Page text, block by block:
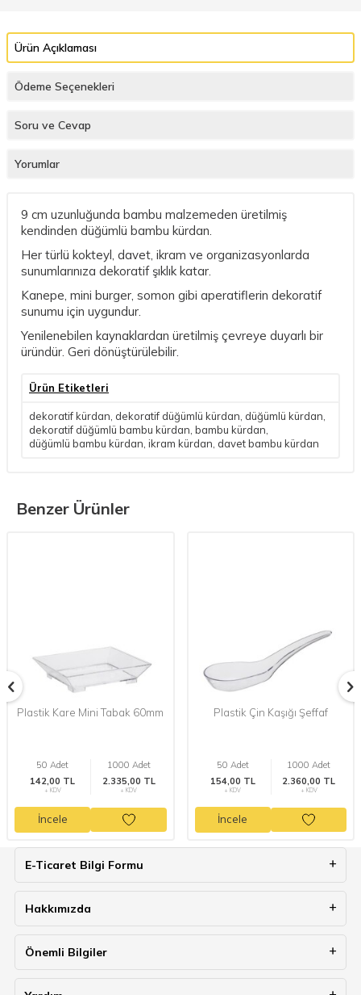
Ürün Açıklaması
Ödeme Seçenekleri
Soru ve Cevap
Yorumlar
9 cm uzunluğunda bambu malzemeden üretilmiş
kendinden düğümlü bambu kürdan.
Her türlü kokteyl, davet, ikram ve organizasyonlarda
sunumlarınıza dekoratif şıklık katar.
Kanepe, mini burger, somon gibi aperatiflerin dekoratif
sunumu için uygundur.
Yenilenebilen kaynaklardan üretilmiş çevreye duyarlı bir
üründür. Geri dönüştürülebilir.
Ürün Etiketleri
dekoratif kürdan, dekoratif düğümlü kürdan, düğümlü kürdan,
dekoratif düğümlü bambu kürdan, bambu kürdan,
düğümlü bambu kürdan, ikram kürdan, davet bambu kürdan
Benzer Ürünler
Plastik Kare Mini Tabak 60mm
50 Adet
142,00 TL
+ KDV
1000 Adet
2.335,00 TL
+ KDV
İncele
Plastik Çin Kaşığı Şeffaf
50 Adet
154,00 TL
+ KDV
1000 Adet
2.360,00 TL
+ KDV
İncele
E-Ticaret Bilgi Formu
Hakkımızda
Önemli Bilgiler